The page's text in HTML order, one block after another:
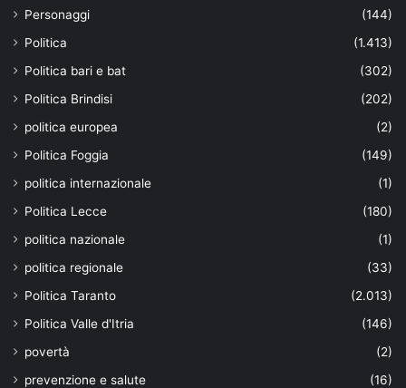
Personaggi
(144)
Politica
(1.413)
Politica bari e bat
(302)
Politica Brindisi
(202)
politica europea
(2)
Politica Foggia
(149)
politica internazionale
(1)
Politica Lecce
(180)
politica nazionale
(1)
politica regionale
(33)
Politica Taranto
(2.013)
Politica Valle d'Itria
(146)
povertà
(2)
prevenzione e salute
(16)